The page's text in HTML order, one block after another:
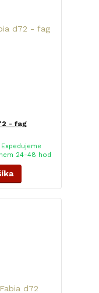
- fag
Expedujeme
24-48 hod